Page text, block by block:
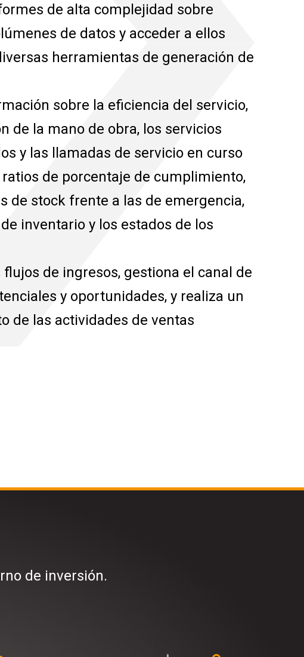
de alta complejidad sobre
de datos y acceder a ellos
herramientas de generación de
sobre la eficiencia del servicio,
de la mano de obra, los servicios
y las llamadas de servicio en curso
de porcentaje de cumplimiento,
de stock frente a las de emergencia,
inventario y los estados de los
de ingresos, gestiona el canal de
y oportunidades, y realiza un
de las actividades de ventas
de inversión.